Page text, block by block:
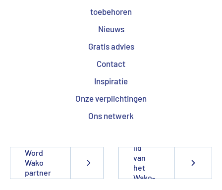
toebehoren
Nieuws
Gratis advies
Contact
Inspiratie
Onze verplichtingen
Ons netwerk
Word
Wako
partner
lid
van
het
Wako-